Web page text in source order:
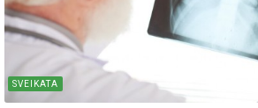
SVEIKATA